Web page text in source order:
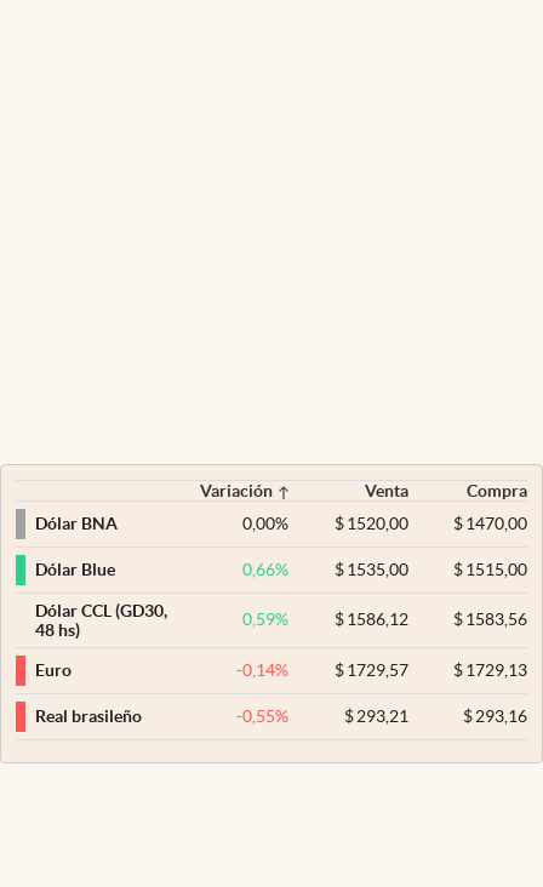
Variación Venta
Compra
Dólar BNA
0,00% $ 1520,00 $1470,00
Dólar Blue 0,66% $ 1535,00 $1515,00
Dólar CCL (GD30,
48 hs)
0,59% $ 1586,12 $1583,56
Euro -0,14% $ 1729,57 $1729,13
Real brasileño -0,55% $ 293,21 $293,16